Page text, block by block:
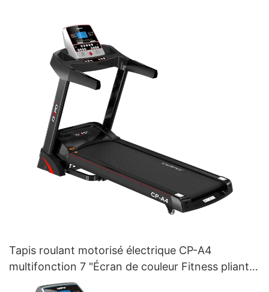
Tapis roulant motorisé électrique CP-A4
multifonction 7 "Écran de couleur Fitness pliant
tapis roulant